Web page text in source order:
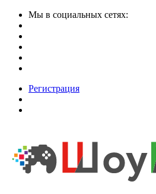
Мы в социальных сетях:
Регистрация